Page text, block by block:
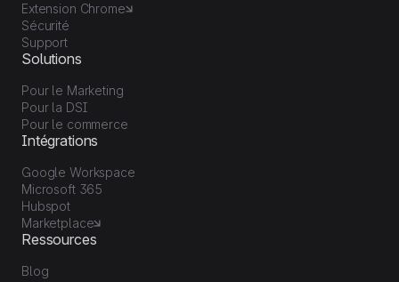
Extension Chrome
Sécurité
Support
Solutions
Pour le Marketing
Pour la DSI
Pour le commerce
Intégrations
Google Workspace
Microsoft 365
Hubspot
Marketplace
Ressources
Blog